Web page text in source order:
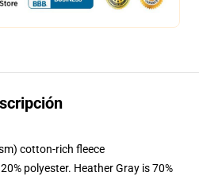
cotton-rich fleece
polyester. Heather Gray is 70%